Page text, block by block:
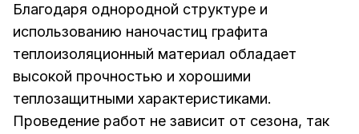
Благодаря однородной структуре и
использованию наночастиц графита
теплоизоляционный материал обладает
высокой прочностью и хорошими
теплозащитными характеристиками.
Проведение работ не зависит от сезона, так